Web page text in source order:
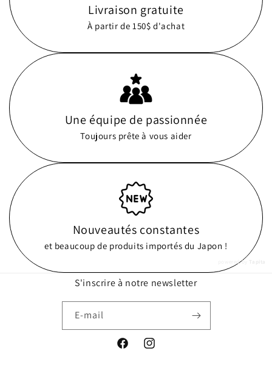
Livraison gratuite
À partir de 150$ d'achat
Une équipe de passionnée
Toujours prête à vous aider
Nouveautés constantes
et beaucoup de produits importés du Japon !
powered by
S'inscrire à notre newsletter
E-mail
FacebookInstagram